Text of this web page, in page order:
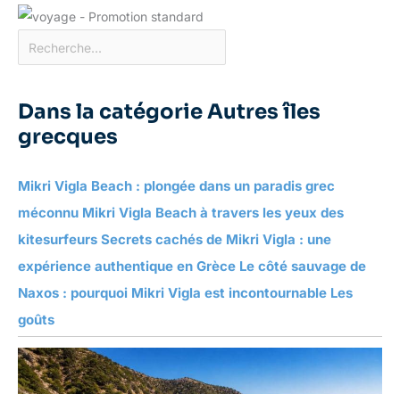
Dans la catégorie Autres îles
grecques
Mikri Vigla Beach : plongée dans un paradis grec
méconnu Mikri Vigla Beach à travers les yeux des
kitesurfeurs Secrets cachés de Mikri Vigla : une
expérience authentique en Grèce Le côté sauvage de
Naxos : pourquoi Mikri Vigla est incontournable Les
goûts